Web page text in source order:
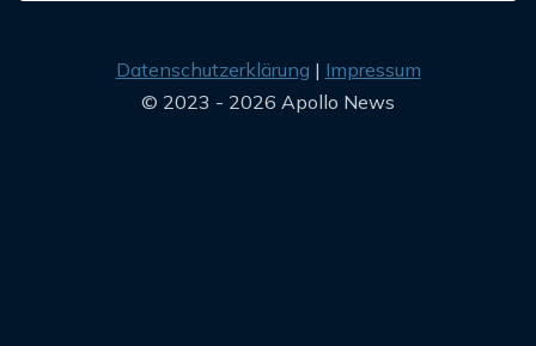
Datenschutzerklärung
Impressum
© 2023 - 2026 Apollo News